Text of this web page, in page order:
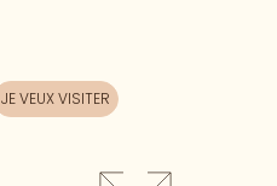
JE VEUX VISITER